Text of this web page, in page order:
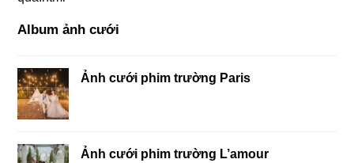
Album ảnh cưới
Ảnh cưới phim trường Paris
Ảnh cưới phim trường L’amour